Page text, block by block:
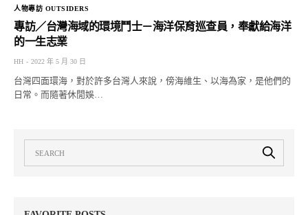
人物專訪 OUTSIDERS
專訪／台灣海域的環境鬥士－海洋保育巡查員，奉獻給海洋
的一生志業
HH 2022 年 5 月 30 日
台灣四面環海，對於許多台灣人來說，傍海維生、以海為家，是他們的
日常。而隨著休閒娛…